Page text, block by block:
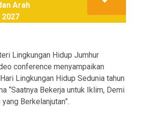
Arah
2027
Lingkungan Hidup Jumhur
conference menyampaikan
Lingkungan Hidup Sedunia tahun
“Saatnya Bekerja untuk Iklim, Demi
Berkelanjutan”.